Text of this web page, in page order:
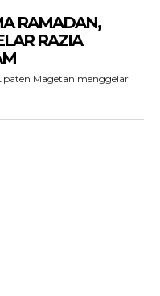
RAMADAN,
RAZIA
Magetan menggelar